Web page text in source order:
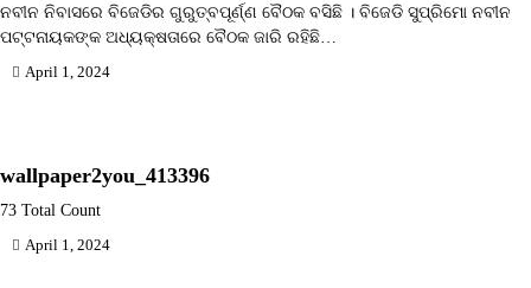
ନବୀନ ନିବାସରେ ବିଜେଡିର ଗୁରୁତ୍ବପୂର୍ଣ୍ଣ ବୈଠକ ବସିଛି । ବିଜେଡି ସୁପ୍ରିମୋ ନବୀନ
ପଟ୍ଟନାୟକଙ୍କ ଅଧ୍ୟକ୍ଷତାରେ ବୈଠକ ଜାରି ରହିଛି…
April 1, 2024
wallpaper2you_413396
73 Total Count
April 1, 2024